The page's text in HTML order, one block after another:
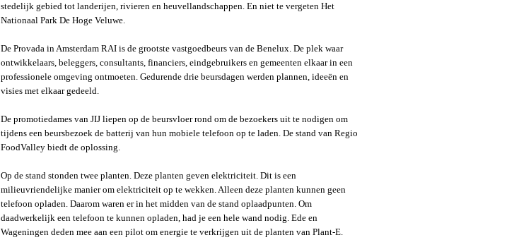
stedelijk gebied tot landerijen, rivieren en heuvellandschappen. En niet te vergeten Het
Nationaal Park De Hoge Veluwe.
De Provada in Amsterdam RAI is de grootste vastgoedbeurs van de Benelux. De plek waar
ontwikkelaars, beleggers, consultants, financiers, eindgebruikers en gemeenten elkaar in een
professionele omgeving ontmoeten. Gedurende drie beursdagen werden plannen, ideeën en
visies met elkaar gedeeld.
De promotiedames van JIJ liepen op de beursvloer rond om de bezoekers uit te nodigen om
tijdens een beursbezoek de batterij van hun mobiele telefoon op te laden. De stand van Regio
FoodValley biedt de oplossing.
Op de stand stonden twee planten. Deze planten geven elektriciteit. Dit is een
milieuvriendelijke manier om elektriciteit op te wekken. Alleen deze planten kunnen geen
telefoon opladen. Daarom waren er in het midden van de stand oplaadpunten. Om
daadwerkelijk een telefoon te kunnen opladen, had je een hele wand nodig. Ede en
Wageningen deden mee aan een pilot om energie te verkrijgen uit de planten van Plant-E.